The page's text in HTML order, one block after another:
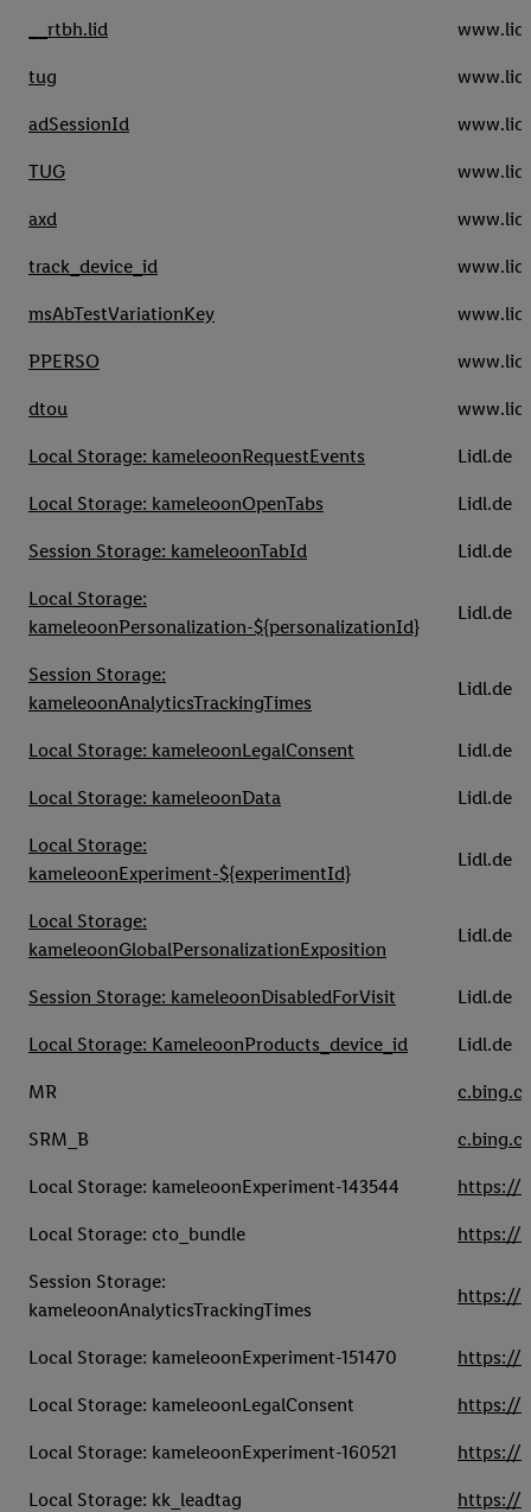
__rtbh.lid
tug
adSessionId
TUG
axd
track_device_id
msAbTestVariationKey
PPERSO
dtou
Local Storage: kameleoonRequestEvents Lidl.de
Local Storage: kameleoonOpenTabs Lidl.de
Session Storage: kameleoonTabId Lidl.de
Local Storage:
kameleoonPersonalization-${personalizationId}
Lidl.de
Session Storage:
kameleoonAnalyticsTrackingTimes
Lidl.de
Local Storage: kameleoonLegalConsent Lidl.de
Local Storage: kameleoonData Lidl.de
Local Storage:
kameleoonExperiment-${experimentId}
Lidl.de
Local Storage:
kameleoonGlobalPersonalizationExposition
Lidl.de
Session Storage: kameleoonDisabledForVisit Lidl.de
Local Storage: KameleoonProducts_device_id Lidl.de
MR
SRM_B
Local Storage: kameleoonExperiment-143544 https://
Local Storage: cto_bundle https://
Session Storage:
kameleoonAnalyticsTrackingTimes
https://
Local Storage: kameleoonExperiment-151470 https://
Local Storage: kameleoonLegalConsent https://
Local Storage: kameleoonExperiment-160521 https://
Local Storage: kk_leadtag https://